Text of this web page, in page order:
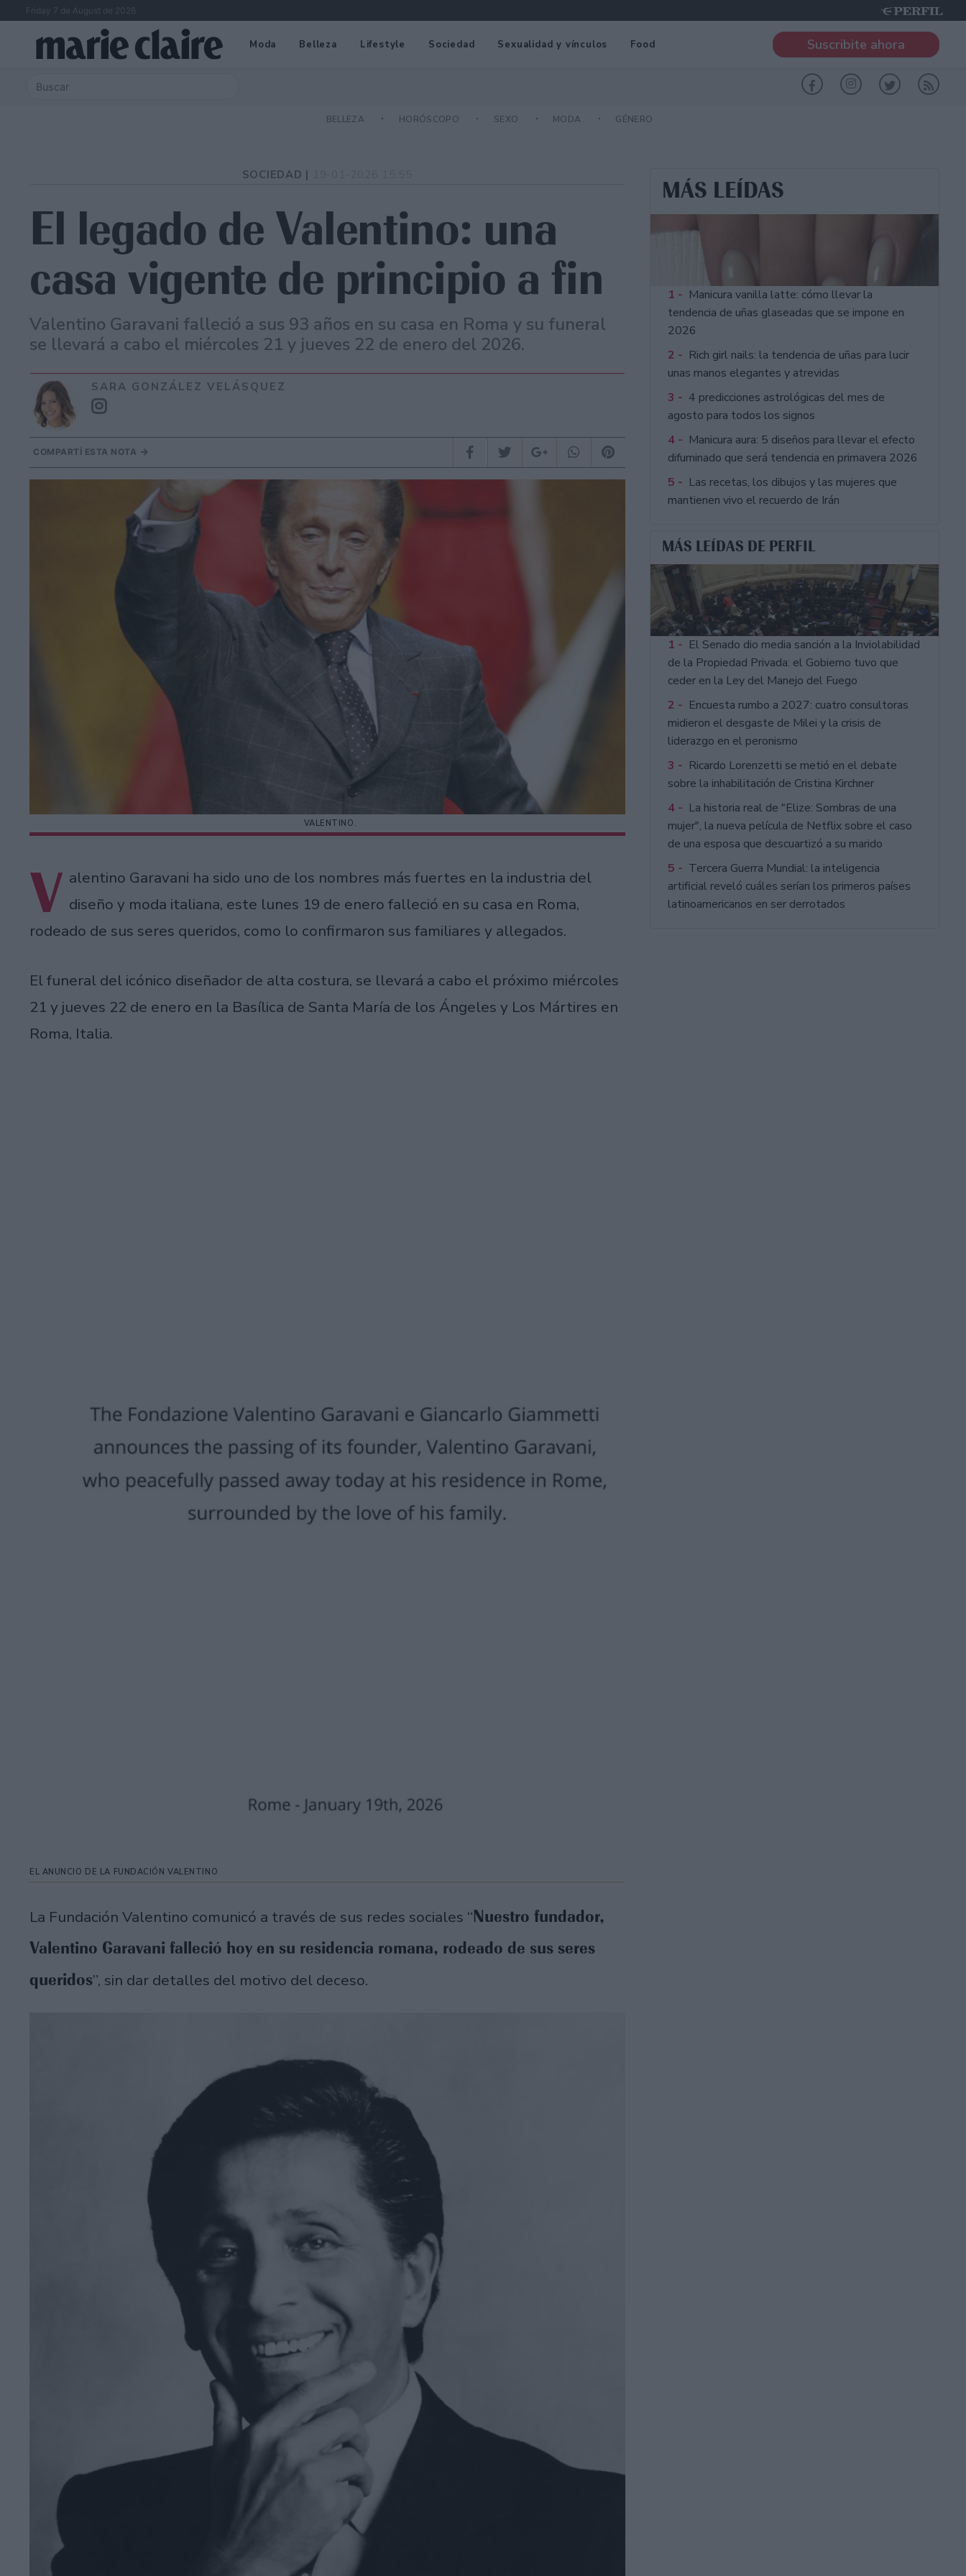
Friday 7 de August de 2026
Moda Belleza Lifestyle Sociedad Sexualidad y vínculos Food Suscribite ahora
BELLEZA HORÓSCOPO SEXO MODA GÉNERO
SOCIEDAD |
El legado de Valentino: una
casa vigente de principio a fin
Valentino Garavani falleció a sus 93 años en su casa en Roma y su funeral
se llevará a cabo el miércoles 21 y jueves 22 de enero del 2026.
SARA GONZÁLEZ VELÁSQUEZ
COMPARTÍ ESTA NOTA
VALENTINO.
V alentino Garavani ha sido uno de los nombres más fuertes en la industria del
diseño y moda italiana, este lunes 19 de enero falleció en su casa en Roma,
rodeado de sus seres queridos, como lo confirmaron sus familiares y allegados.
El funeral del icónico diseñador de alta costura, se llevará a cabo el próximo miércoles
21 y jueves 22 de enero en la Basílica de Santa María de los Ángeles y Los Mártires en
Roma, Italia.
EL ANUNCIO DE LA FUNDACIÓN VALENTINO
La Fundación Valentino comunicó a través de sus redes sociales “Nuestro fundador,
Valentino Garavani falleció hoy en su residencia romana, rodeado de sus seres
queridos”, sin dar detalles del motivo del deceso.
MÁS LEÍDAS
1 - Manicura vanilla latte: cómo llevar la
tendencia de uñas glaseadas que se impone en
2026
2 - Rich girl nails: la tendencia de uñas para lucir
unas manos elegantes y atrevidas
3 - 4 predicciones astrológicas del mes de
agosto para todos los signos
4 - Manicura aura: 5 diseños para llevar el efecto
difuminado que será tendencia en primavera 2026
5 - Las recetas, los dibujos y las mujeres que
mantienen vivo el recuerdo de Irán
MÁS LEÍDAS DE PERFIL
1 - El Senado dio media sanción a la Inviolabilidad
de la Propiedad Privada: el Gobierno tuvo que
ceder en la Ley del Manejo del Fuego
2 - Encuesta rumbo a 2027: cuatro consultoras
midieron el desgaste de Milei y la crisis de
liderazgo en el peronismo
3 - Ricardo Lorenzetti se metió en el debate
sobre la inhabilitación de Cristina Kirchner
4 - La historia real de "Elize: Sombras de una
mujer", la nueva película de Netflix sobre el caso
de una esposa que descuartizó a su marido
5 - Tercera Guerra Mundial: la inteligencia
artificial reveló cuáles serían los primeros países
latinoamericanos en ser derrotados